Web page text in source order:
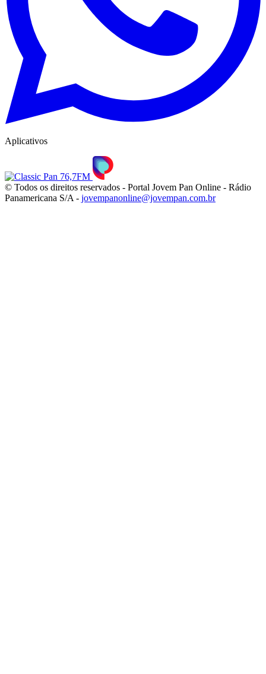
Aplicativos
© Todos os direitos reservados - Portal Jovem Pan Online - Rádio
Panamericana S/A - jovempanonline@jovempan.com.br